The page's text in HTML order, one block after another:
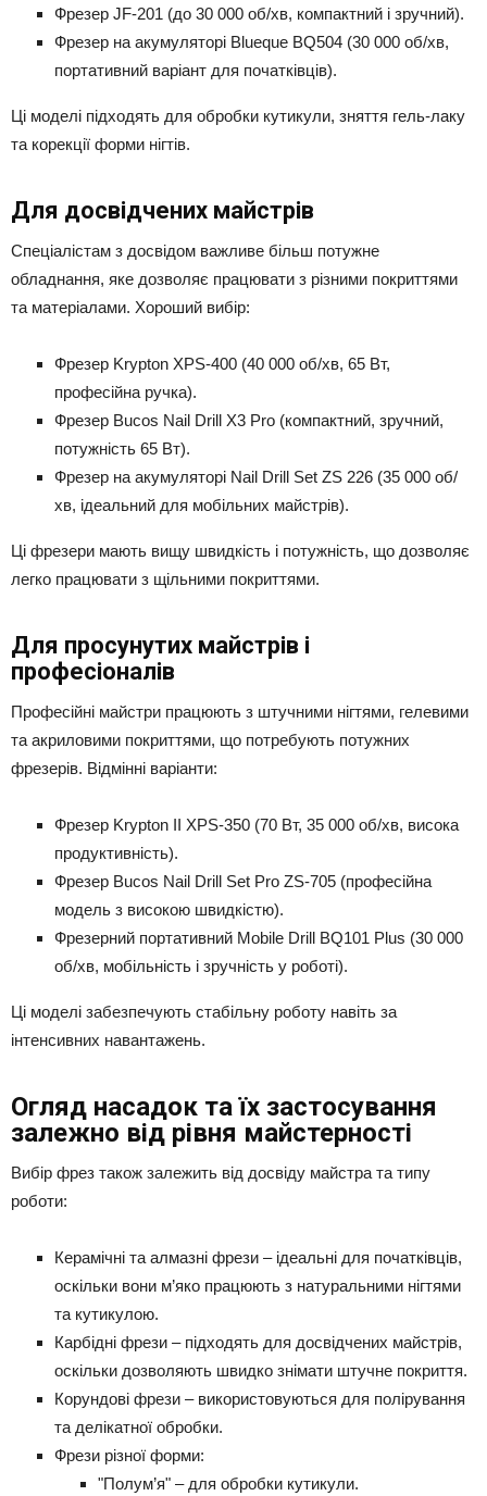
Фрезер JF-201 (до 30 000 об/хв, компактний і зручний).
Фрезер на акумуляторі Blueque BQ504 (30 000 об/хв,
портативний варіант для початківців).
Ці моделі підходять для обробки кутикули, зняття гель-лаку
та корекції форми нігтів.
Для досвідчених майстрів
Спеціалістам з досвідом важливе більш потужне
обладнання, яке дозволяє працювати з різними покриттями
та матеріалами. Хороший вибір:
Фрезер Krypton XPS-400 (40 000 об/хв, 65 Вт,
професійна ручка).
Фрезер Bucos Nail Drill X3 Pro (компактний, зручний,
потужність 65 Вт).
Фрезер на акумуляторі Nail Drill Set ZS 226 (35 000 об/
хв, ідеальний для мобільних майстрів).
Ці фрезери мають вищу швидкість і потужність, що дозволяє
легко працювати з щільними покриттями.
Для просунутих майстрів і
професіоналів
Професійні майстри працюють з штучними нігтями, гелевими
та акриловими покриттями, що потребують потужних
фрезерів. Відмінні варіанти:
Фрезер Krypton II XPS-350 (70 Вт, 35 000 об/хв, висока
продуктивність).
Фрезер Bucos Nail Drill Set Pro ZS-705 (професійна
модель з високою швидкістю).
Фрезерний портативний Mobile Drill BQ101 Plus (30 000
об/хв, мобільність і зручність у роботі).
Ці моделі забезпечують стабільну роботу навіть за
інтенсивних навантажень.
Огляд насадок та їх застосування
залежно від рівня майстерності
Вибір фрез також залежить від досвіду майстра та типу
роботи:
Керамічні та алмазні фрези – ідеальні для початківців,
оскільки вони м’яко працюють з натуральними нігтями
та кутикулою.
Карбідні фрези – підходять для досвідчених майстрів,
оскільки дозволяють швидко знімати штучне покриття.
Корундові фрези – використовуються для полірування
та делікатної обробки.
Фрези різної форми:
"Полум’я" – для обробки кутикули.